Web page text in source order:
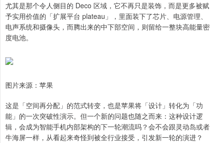
尤其是那个令人侧目的 Deco 区域，它不再只是装饰，而是更多被赋
予实用价值的「扩展平台 plateau」，里面装下了芯片、电源管理、
电声系统和摄像头，而腾出来的中下部空间，则留给一整块高能量密
度电池。
图片来源：苹果
这是「空间再分配」的范式转变，也是苹果将「设计」转化为「功
能」的一次突破性演示。但一个新的问题也随之而来：这种设计逻
辑，会成为智能手机内部架构的下一轮潮流吗？会不会跟灵动岛或者
牛海屏一样，从看起来奇怪到被全行业接受，引发新一轮的演进？